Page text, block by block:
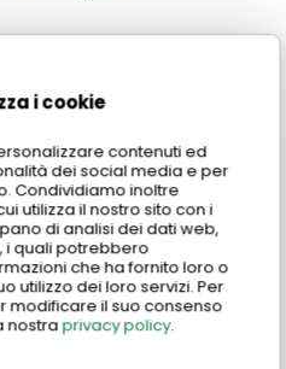
i cookie
contenuti ed
dei social media e per
Condividiamo inoltre
utilizza il nostro sito con i
di analisi dei dati web,
i quali potrebbero
che ha fornito loro o
utilizzo dei loro servizi. Per
modificare il suo consenso
nostra privacy policy.
di seguire un corso di
lo studio di aspetti
italianaper stranieri,
online, devono infatti
e le sfaccettature utili
lingua.